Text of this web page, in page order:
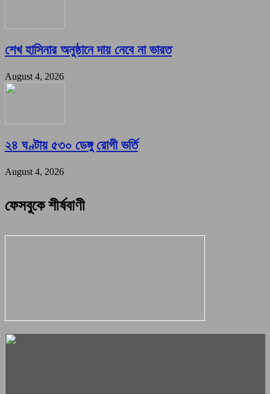
শেখ হাসিনার অনুষ্ঠানে দায় নেবে না ভারত
August 4, 2026
২৪ ঘণ্টায় ৫৩০ ডেঙ্গু রোগী ভর্তি
August 4, 2026
ফেসবুকে শীর্ষবাণী